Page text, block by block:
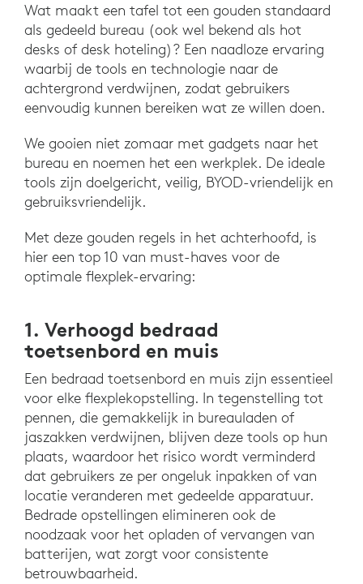
Wat maakt een tafel tot een gouden standaard
als gedeeld bureau (ook wel bekend als hot
desks of desk hoteling)? Een naadloze ervaring
waarbij de tools en technologie naar de
achtergrond verdwijnen, zodat gebruikers
eenvoudig kunnen bereiken wat ze willen doen.
We gooien niet zomaar met gadgets naar het
bureau en noemen het een werkplek. De ideale
tools zijn doelgericht, veilig, BYOD-vriendelijk en
gebruiksvriendelijk.
Met deze gouden regels in het achterhoofd, is
hier een top 10 van must-haves voor de
optimale flexplek-ervaring:
1. Verhoogd bedraad
toetsenbord en muis
Een bedraad toetsenbord en muis zijn essentieel
voor elke flexplekopstelling. In tegenstelling tot
pennen, die gemakkelijk in bureauladen of
jaszakken verdwijnen, blijven deze tools op hun
plaats, waardoor het risico wordt verminderd
dat gebruikers ze per ongeluk inpakken of van
locatie veranderen met gedeelde apparatuur.
Bedrade opstellingen elimineren ook de
noodzaak voor het opladen of vervangen van
batterijen, wat zorgt voor consistente
betrouwbaarheid.